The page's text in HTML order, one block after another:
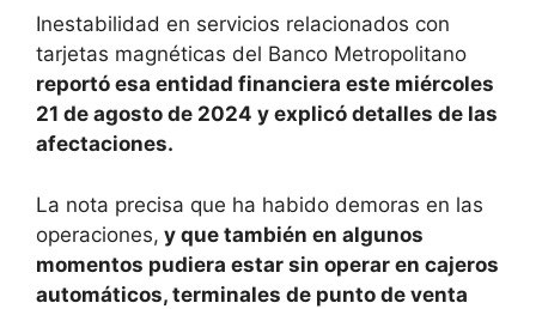
Inestabilidad en servicios relacionados con
tarjetas magnéticas del Banco Metropolitano
reportó esa entidad financiera este miércoles
21 de agosto de 2024 y explicó detalles de las
afectaciones.
La nota precisa que ha habido demoras en las
operaciones, y que también en algunos
momentos pudiera estar sin operar en cajeros
automáticos, terminales de punto de venta